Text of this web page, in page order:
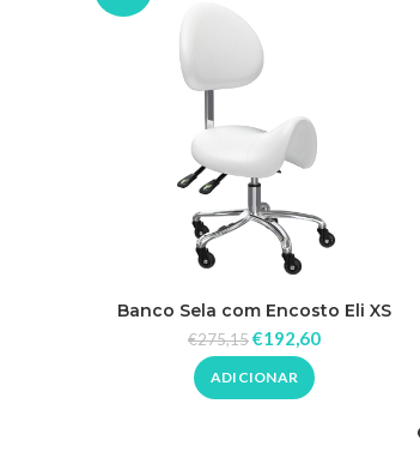
Banco Sela com Encosto Eli XS
Ajustável
€275,15€192,60
ADICIONAR